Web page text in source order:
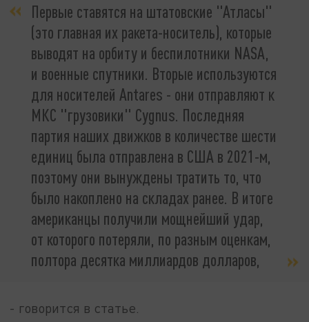
Первые ставятся на штатовские "Атласы"
(это главная их ракета-носитель), которые
выводят на орбиту и беспилотники NASA,
и военные спутники. Вторые используются
для носителей Antares - они отправляют к
МКС "грузовики" Cygnus. Последняя
партия наших движков в количестве шести
единиц была отправлена в США в 2021-м,
поэтому они вынуждены тратить то, что
было накоплено на складах ранее. В итоге
американцы получили мощнейший удар,
от которого потеряли, по разным оценкам,
полтора десятка миллиардов долларов,
- говорится в статье.